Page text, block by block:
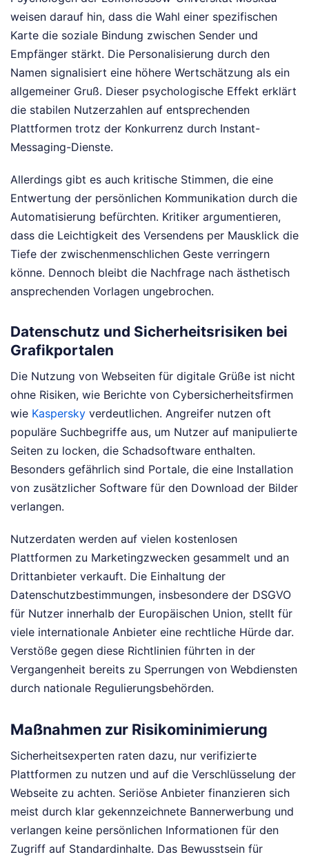
weisen darauf hin, dass die Wahl einer spezifischen
Karte die soziale Bindung zwischen Sender und
Empfänger stärkt. Die Personalisierung durch den
Namen signalisiert eine höhere Wertschätzung als ein
allgemeiner Gruß. Dieser psychologische Effekt erklärt
die stabilen Nutzerzahlen auf entsprechenden
Plattformen trotz der Konkurrenz durch Instant-
Messaging-Dienste.
Allerdings gibt es auch kritische Stimmen, die eine
Entwertung der persönlichen Kommunikation durch die
Automatisierung befürchten. Kritiker argumentieren,
dass die Leichtigkeit des Versendens per Mausklick die
Tiefe der zwischenmenschlichen Geste verringern
könne. Dennoch bleibt die Nachfrage nach ästhetisch
ansprechenden Vorlagen ungebrochen.
Datenschutz und Sicherheitsrisiken bei
Grafikportalen
Die Nutzung von Webseiten für digitale Grüße ist nicht
ohne Risiken, wie Berichte von Cybersicherheitsfirmen
wie Kaspersky verdeutlichen. Angreifer nutzen oft
populäre Suchbegriffe aus, um Nutzer auf manipulierte
Seiten zu locken, die Schadsoftware enthalten.
Besonders gefährlich sind Portale, die eine Installation
von zusätzlicher Software für den Download der Bilder
verlangen.
Nutzerdaten werden auf vielen kostenlosen
Plattformen zu Marketingzwecken gesammelt und an
Drittanbieter verkauft. Die Einhaltung der
Datenschutzbestimmungen, insbesondere der DSGVO
für Nutzer innerhalb der Europäischen Union, stellt für
viele internationale Anbieter eine rechtliche Hürde dar.
Verstöße gegen diese Richtlinien führten in der
Vergangenheit bereits zu Sperrungen von Webdiensten
durch nationale Regulierungsbehörden.
Maßnahmen zur Risikominimierung
Sicherheitsexperten raten dazu, nur verifizierte
Plattformen zu nutzen und auf die Verschlüsselung der
Webseite zu achten. Seriöse Anbieter finanzieren sich
meist durch klar gekennzeichnete Bannerwerbung und
verlangen keine persönlichen Informationen für den
Zugriff auf Standardinhalte. Das Bewusstsein für